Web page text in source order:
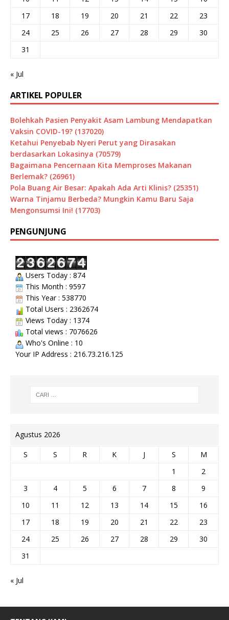
17
18 19 20 21 22
23
24
25 26 27 28 29
30
31
« Jul
ARTIKEL POPULER
Bolehkah Pasien Penyakit Asam Lambung Mendapatkan
Vaksin COVID-19? (137020)
Ketahui Penyebab Nyeri Perut yang Dirasakan
berdasarkan Lokasinya (70579)
Bagaimana Pencernaan Kita Memproses Makanan
Berlemak? (26961)
Pola Buang Air Besar: Apakah Ada Arti Klinis? (25351)
Warna Tinjamu Berbeda? Mungkin Kamu Baru Saja
Mengonsumsi Ini! (17703)
PENGUNJUNG
Users Today : 874
This Month : 9597
This Year : 538770
Total Users : 2362674
Views Today : 1374
Total views : 7076626
Who's Online : 10
Your IP Address : 216.73.216.125
Agustus 2026
S S R K J S
M
1
2
3
4 5 6 7 8
9
10
11 12 13 14 15
16
17
18 19 20 21 22
23
24
25 26 27 28 29
30
31
« Jul